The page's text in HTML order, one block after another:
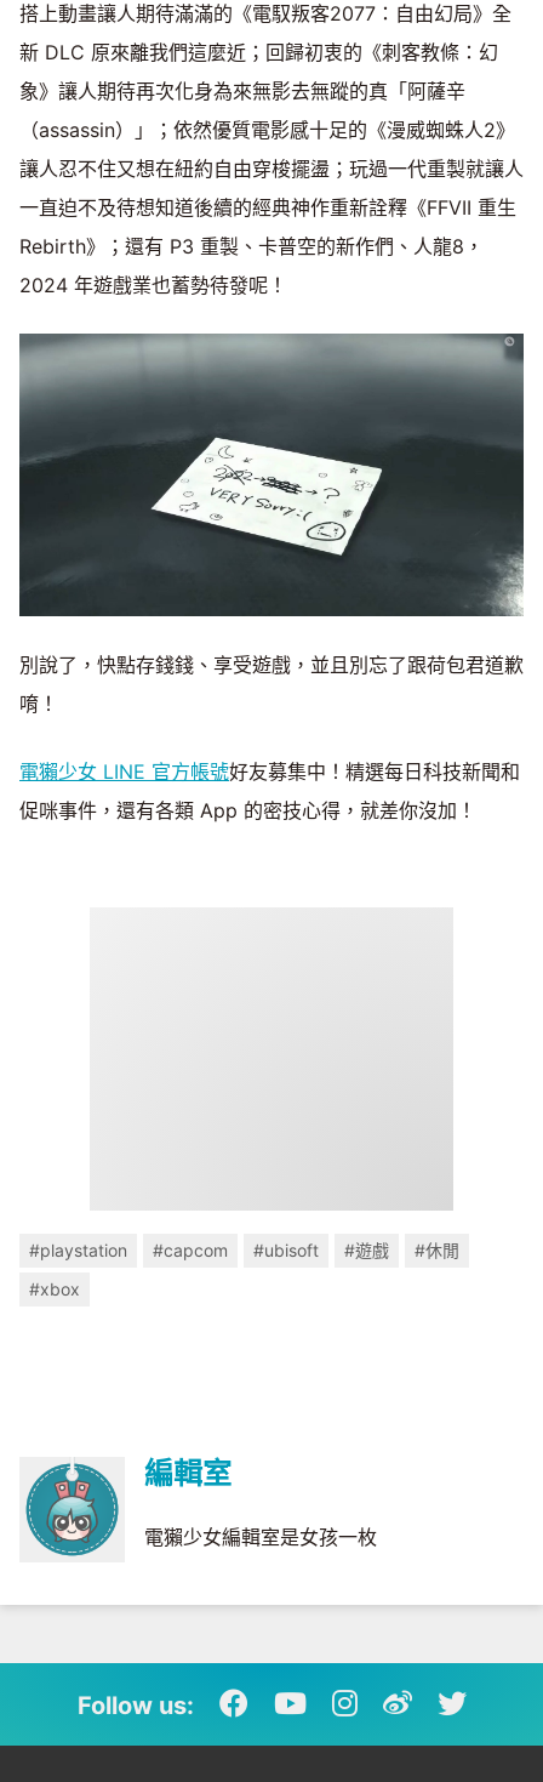
搭上動畫讓人期待滿滿的《電馭叛客2077：自由幻局》全
新 DLC 原來離我們這麼近；回歸初衷的《刺客教條：幻
象》讓人期待再次化身為來無影去無蹤的真「阿薩辛
（assassin）」；依然優質電影感十足的《漫威蜘蛛人2》
讓人忍不住又想在紐約自由穿梭擺盪；玩過一代重製就讓人
一直迫不及待想知道後續的經典神作重新詮釋《FFVII 重生
Rebirth》；還有 P3 重製、卡普空的新作們、人龍8，
2024 年遊戲業也蓄勢待發呢！
別說了，快點存錢錢、享受遊戲，並且別忘了跟荷包君道歉
唷！
電獺少女 LINE 官方帳號好友募集中！精選每日科技新聞和
促咪事件，還有各類 App 的密技心得，就差你沒加！
#playstation #capcom #ubisoft #遊戲
#休閒
#xbox
編輯室
電獺少女編輯室是女孩一枚
Follow us: